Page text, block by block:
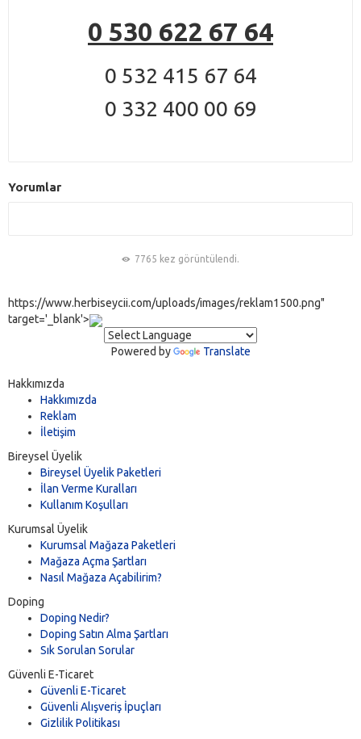
0 530 622 67 64
0 532 415 67 64
0 332 400 00 69
Yorumlar
7765 kez görüntülendi.
https://www.herbiseycii.com/uploads/images/reklam1500.png"
target='_blank'>
Powered by Translate
Hakkımızda
Hakkımızda
Reklam
İletişim
Bireysel Üyelik
Bireysel Üyelik Paketleri
İlan Verme Kuralları
Kullanım Koşulları
Kurumsal Üyelik
Kurumsal Mağaza Paketleri
Mağaza Açma Şartları
Nasıl Mağaza Açabilirim?
Doping
Doping Nedir?
Doping Satın Alma Şartları
Sık Sorulan Sorular
Güvenli E-Ticaret
Güvenli E-Ticaret
Güvenli Alışveriş İpuçları
Gizlilik Politikası